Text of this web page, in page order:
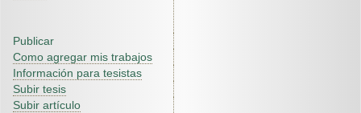
Publicar
Como agregar mis trabajos
Información para tesistas
Subir tesis
Subir artículo